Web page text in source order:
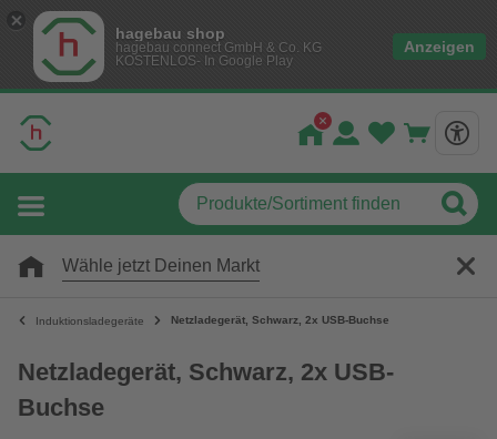
hagebau shop
hagebau connect GmbH & Co. KG
KOSTENLOS- In Google Play
Anzeigen
Wähle jetzt Deinen Markt
Induktionsladegeräte Netzladegerät, Schwarz, 2x USB-Buchse
Netzladegerät, Schwarz, 2x USB-
Buchse